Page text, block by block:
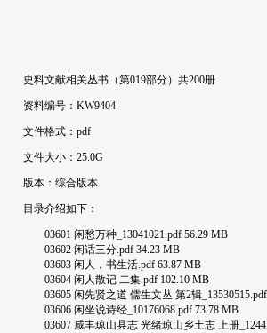
史料文献相关丛书（第019部分）共200册
资料编号：KW9404
文件格式：pdf
文件大小：25.0G
版本：综合版本
目录介绍如下：
03601 闲愁万种_13041021.pdf 56.29 MB
03602 闲话三分.pdf 34.23 MB
03603 闲人，书生活.pdf 63.87 MB
03604 闲人散记 二集.pdf 102.10 MB
03605 闲先贤之道 儒生文丛 第2辑
03606 闲坐说诗经_10176068.pdf 73.78 MB
03607 咸丰琼山县志 光绪琼山乡土志 上册